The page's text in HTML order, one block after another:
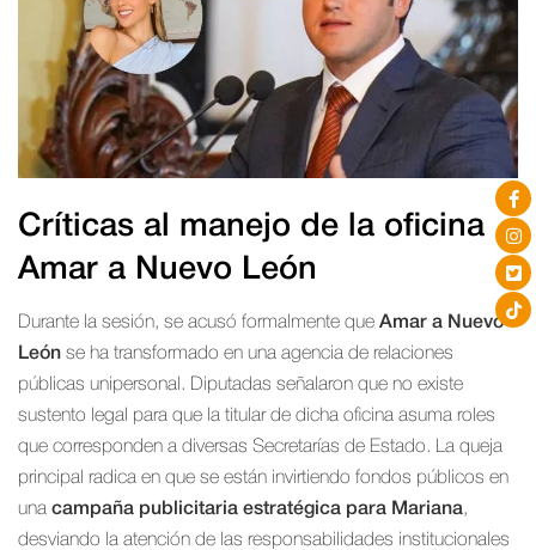
Críticas al manejo de la oficina
Amar a Nuevo León
Durante la sesión, se acusó formalmente que Amar a Nuevo
León se ha transformado en una agencia de relaciones
públicas unipersonal. Diputadas señalaron que no existe
sustento legal para que la titular de dicha oficina asuma roles
que corresponden a diversas Secretarías de Estado. La queja
principal radica en que se están invirtiendo fondos públicos en
una campaña publicitaria estratégica para Mariana,
desviando la atención de las responsabilidades institucionales